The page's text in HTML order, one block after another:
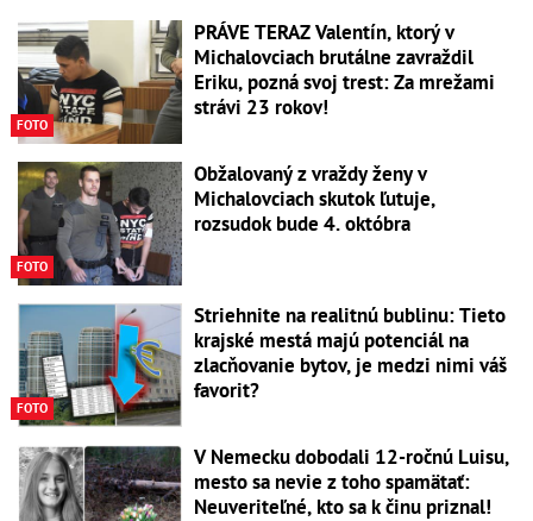
FOTO
PRÁVE TERAZ Valentín, ktorý v
Michalovciach brutálne zavraždil
Eriku, pozná svoj trest: Za mrežami
strávi 23 rokov!
FOTO
Obžalovaný z vraždy ženy v
Michalovciach skutok ľutuje,
rozsudok bude 4. októbra
FOTO
Striehnite na realitnú bublinu: Tieto
krajské mestá majú potenciál na
zlacňovanie bytov, je medzi nimi váš
favorit?
V Nemecku dobodali 12-ročnú Luisu,
mesto sa nevie z toho spamätať:
Neuveriteľné, kto sa k činu priznal!